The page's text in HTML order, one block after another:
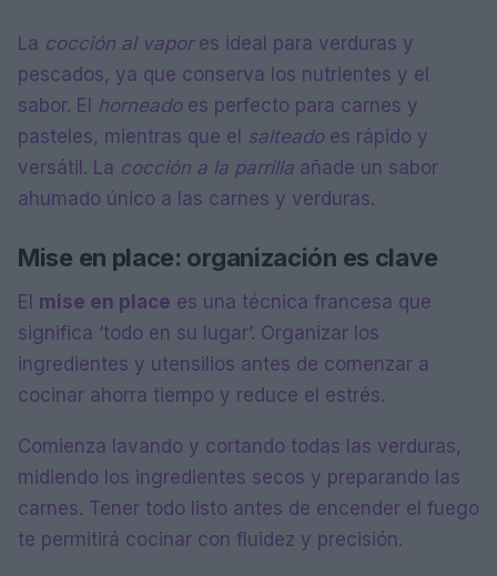
La cocción al vapores ideal para verduras y
pescados, ya que conserva los nutrientes y el
sabor. El horneadoes perfecto para carnes y
pasteles, mientras que el salteadoes rápido y
versátil. La cocción a la parrilla añade un sabor
ahumado único a las carnes y verduras.
Mise en place: organización es clave
El mise en place es una técnica francesa que
significa ‘todo en su lugar’. Organizar los
ingredientes y utensilios antes de comenzar a
cocinar ahorra tiempo y reduce el estrés.
Comienza lavando y cortando todas las verduras,
midiendo los ingredientes secos y preparando las
carnes. Tener todo listo antes de encender el fuego
te permitirá cocinar con fluidez y precisión.